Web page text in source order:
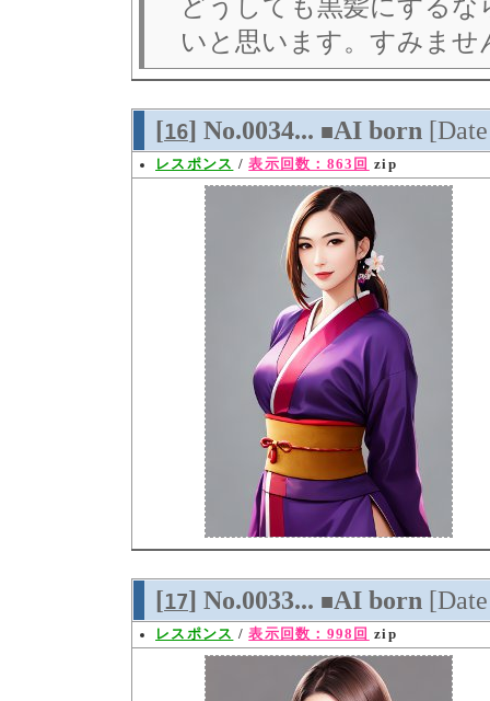
どうしても黒髪にする
いと思います。すみませ
[16] No.0034... ■AI born
レスポンス /表示回数：863回 zip
[17] No.0033... ■AI born
レスポンス /表示回数：998回 zip